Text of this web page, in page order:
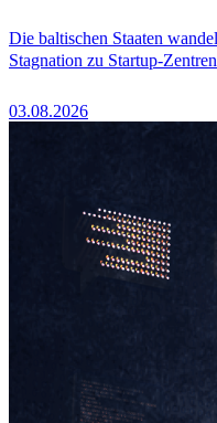
Die baltischen Staaten
Stagnation zu Startup-Zentren
03.08.2026